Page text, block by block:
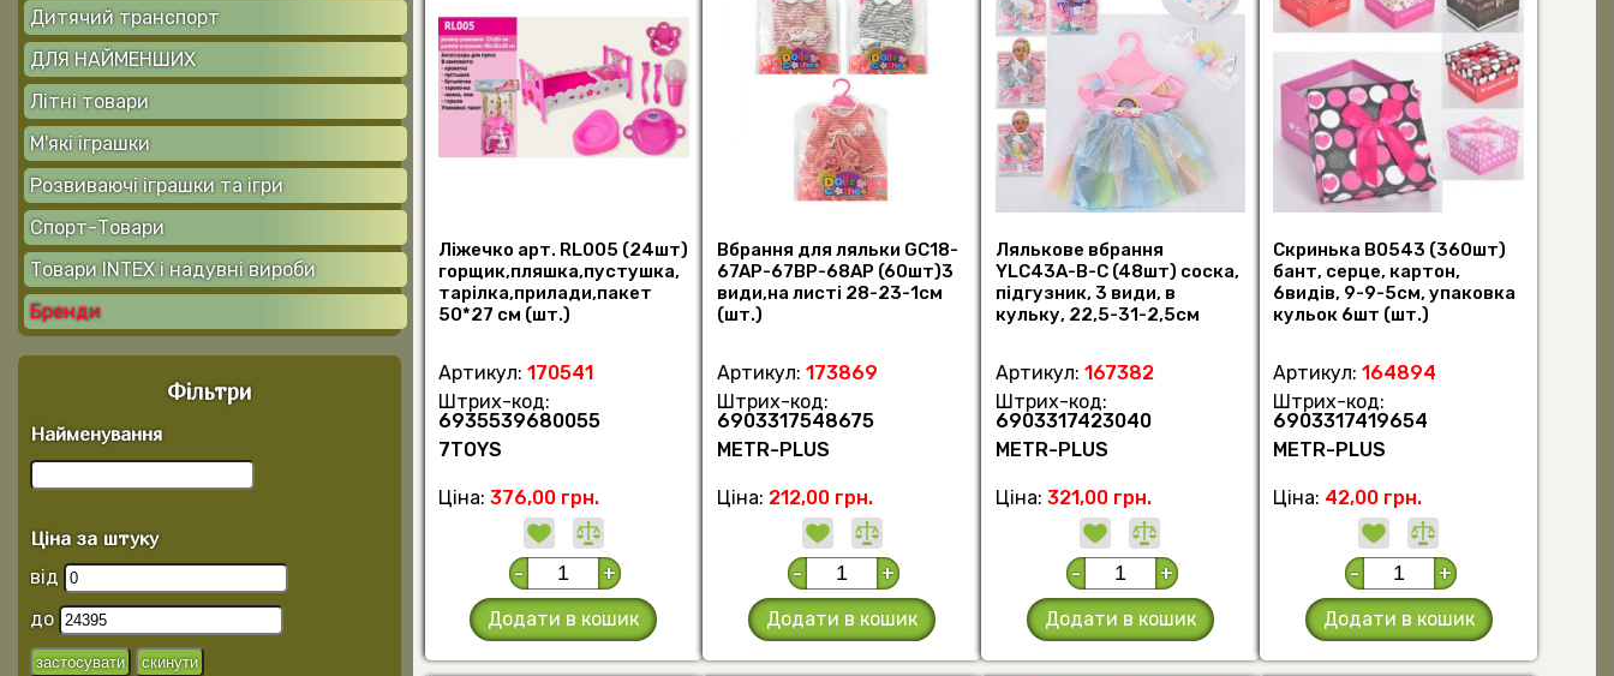
КАСОВІ АПАРАТИ,
МАГАЗИНИ
КОСМЕТИКА ДИТЯЧА,
БІСЕР, АКСЕСУАРИ
КУХНЯ, ПОБУТОВА
ТЕХНІКА, ПОСУД І
ПРОДУКТИ
ЛЯЛЬКОВІ НАРЯДИ,
ЗБРОЯ НА КУЛЬКАХ ТА
ПРИСОСКАХ
НАБОРИ ІГРАШКОВОЇ
Машинки пластмасові
(Україна)АКТИВНІ ІГРИ: ФУТБОЛ,
БІЛЬЯРД, ХОККЕЙ
АРМІЯ, СОЛДАТИ,
ВІЙСЬКОВІ НАБОРИ
ЛІТАКИ, ГЕЛІКОПТЕРИ,
ЗАПУСКАЛКИ СЕНСОРНІ
НАБОРИ ІГРАШКОВИХ
ІНСТРУМЕНТІВ
МІКРОСКОП, ТЕЛЕСКОП,
ФОТОАПАРАТ,
КАЛЕЙДОСКОП
ОСТАННІ
НАДХОДЖЕННЯ
ІГРАШКИ
ТВАРИНИ, ДИНОЗАВРИ,
ПАРТИ, ДИТЯЧІ
СТОЛИКИ
СТІЛЬЧИКИ ДЛЯ
ГОДУВАННЯ
Дитячий транспорт
ВЕЛОСИПЕДИ 2-Х
КОЛІСНІ
Велосипеди 2-х колісні
"12"
Велосипеди 2-х колісні
"14"
Велосипеди 2-х колісні
"18"
Велосипеди 2-х колісні
ВЕЛОСИПЕДИ 3-Х
КОЛІСНІ
ЕЛЕКТРОМОБІЛІ,
МОТОЦИКЛИ,
КВАДРОЦИКЛИ
КАРТИ (ПЕДАЛЬНІ
ДЛЯ НАЙМЕНШИХ
Літні товари
ІГРАШКИ ПІСОЧНІ,
НАБОРИ
ВІТРЯЧКИ, ВЕРТУШКИ,
ПОВІТРЯНІ ЗМІЇ,
БУМЕРАНГ
РИБАЛКА, ВОДОПЛАВНІ
ІГРАШКИ
М'які іграшки
КОПИЦЯ ТА ІНШІ
ВІТЧИЗНЯНІ
ВИРОБНИКИ
Розвиваючі іграшки та ігри
ІГРАШКОВІ МУЗИЧНІ
ІНСТРУМЕНТИ
Спорт-Товари
БАДМІНТОН, ТЕНІС,
РАКЕТКИ
Товари INTEX і надувні вироби
Бренди
Фільтри
Найменування
Ціна за штуку
від
до
Ліжечко арт. RL005 (24шт)
горщик,пляшка,пустушка,
тарілка,прилади,пакет
50*27 см (шт.)
Артикул:170541
Штрих-код:
6935539680055
7TOYS
Ціна:376,00 грн.
- +
Додати в кошик
Вбрання для ляльки GC18-
67AP-67BP-68AP (60шт)3
види,на листі 28-23-1см
(шт.)
Артикул: 173869
Штрих-код:
6903317548675
METR-PLUS
Ціна: 212,00 грн.
- +
Додати в кошик
Лялькове вбрання
YLC43A-B-C (48шт) соска,
підгузник, 3 види, в
кульку, 22,5-31-2,5см
Артикул: 167382
Штрих-код:
6903317423040
METR-PLUS
Ціна: 321,00 грн.
- +
Додати в кошик
Скринька B0543 (360шт)
бант, серце, картон,
6видів, 9-9-5см, упаковка
кульок 6шт (шт.)
Артикул:164894
Штрих-код:
6903317419654
METR-PLUS
Ціна: 42,00 грн.
- +
Додати в кошик